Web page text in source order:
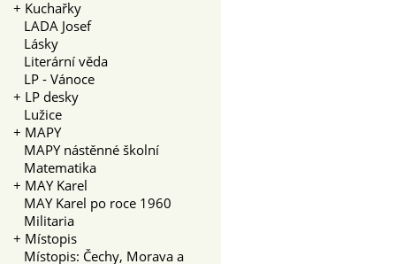
+ Kuchařky
LADA Josef
Lásky
Literární věda
LP - Vánoce
+ LP desky
Lužice
+ MAPY
MAPY nástěnné školní
Matematika
+ MAY Karel
MAY Karel po roce 1960
Militaria
+ Místopis
Místopis: Čechy, Morava a